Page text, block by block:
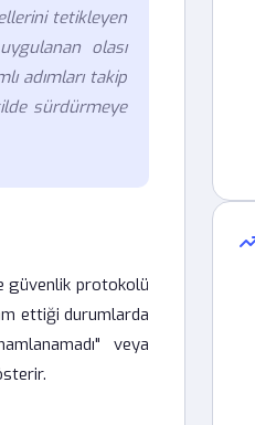
tetikleyen
olası
adımları takip
sürdürmeye
güvenlik protokolü
ettiği durumlarda
veya